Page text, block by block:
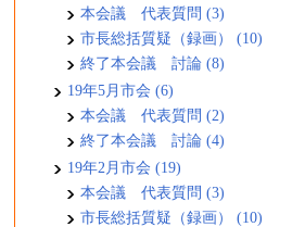
本会議 代表質問 (3)
市長総括質疑（録画） (10)
終了本会議 討論 (8)
19年5月市会 (6)
本会議 代表質問 (2)
終了本会議 討論 (4)
19年2月市会 (19)
本会議 代表質問 (3)
市長総括質疑（録画） (10)